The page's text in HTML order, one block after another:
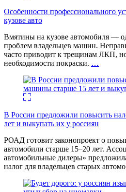
Особенности профессионального
кузове авто
Вмятины на кузове автомобиля —
проблем владельцев машин.
часто приводит к трещинам ЛКП,
необходимости покраски. …
В России предложили повысить
лет и выкупать их у россиян
РОАД готовит законопроект о
автомобили старше 15–20 лет.
автомобильные дилеры»
налог для владельцев старых